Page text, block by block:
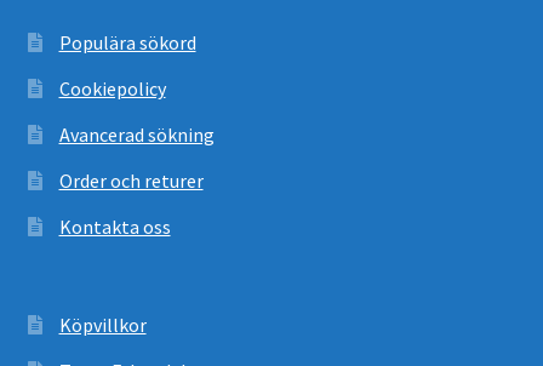
Populära sökord
Cookiepolicy
Avancerad sökning
Order och returer
Kontakta oss
Köpvillkor